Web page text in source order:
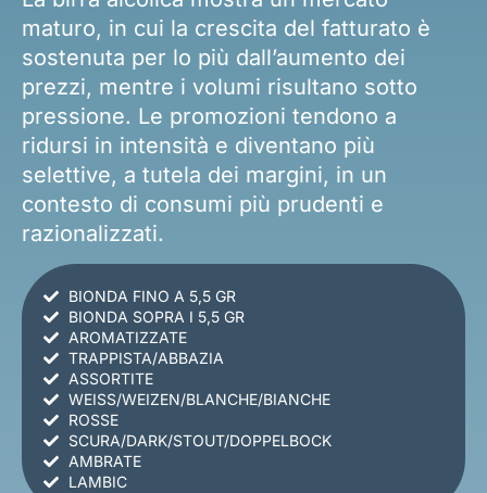
maturo, in cui la crescita del fatturato è
sostenuta per lo più dall’aumento dei
prezzi, mentre i volumi risultano sotto
pressione. Le promozioni tendono a
ridursi in intensità e diventano più
selettive, a tutela dei margini, in un
contesto di consumi più prudenti e
razionalizzati.
BIONDA FINO A 5,5 GR
BIONDA SOPRA I 5,5 GR
AROMATIZZATE
TRAPPISTA/ABBAZIA
ASSORTITE
WEISS/WEIZEN/BLANCHE/BIANCHE
ROSSE
SCURA/DARK/STOUT/DOPPELBOCK
AMBRATE
LAMBIC